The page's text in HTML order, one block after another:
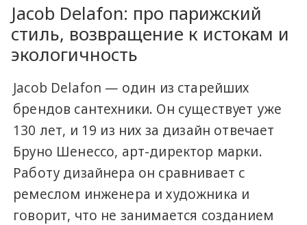
Jacob Delafon: про парижский
стиль, возвращение к истокам и
экологичность
Jacob Delafon — один из старейших
брендов сантехники. Он существует уже
130 лет, и 19 из них за дизайн отвечает
Бруно Шенессо, арт-директор марки.
Работу дизайнера он сравнивает с
ремеслом инженера и художника и
говорит, что не занимается созданием